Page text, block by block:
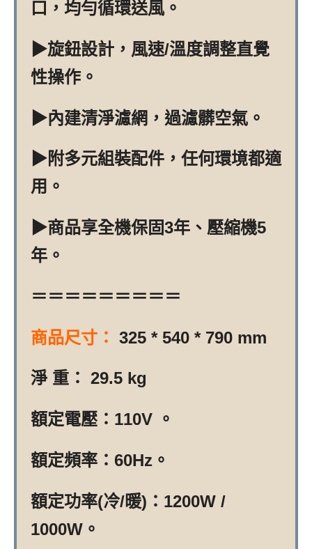
口，均勻循環送風。
▶旋鈕設計，風速/溫度調整直覺
性操作。
▶內建清淨濾網，過濾髒空氣。
▶附多元組裝配件，任何環境都適
用。
▶商品享全機保固3年、壓縮機5
年。
＝＝＝＝＝＝＝＝＝
商品尺寸： 325 * 540 * 790 mm
淨 重： 29.5 kg
額定電壓：110V 。
額定頻率：60Hz。
額定功率(冷/暖)：1200W /
1000W。